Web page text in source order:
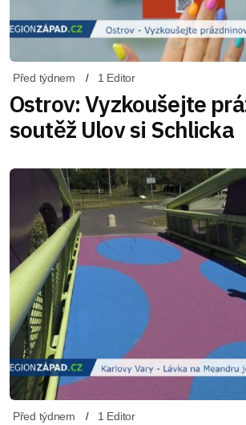
Před týdnem 1 Editor
Ostrov: Vyzkoušejte
soutěž Ulov si Schlicka
Před týdnem 1 Editor